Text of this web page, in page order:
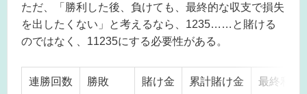
ただ、「勝利した後、負けても、最終的な収支で損失
を出したくない」と考えるなら、1235……と賭ける
のではなく、11235にする必要性がある。
連勝回数 勝敗 賭け金 累計賭け金 最終利益